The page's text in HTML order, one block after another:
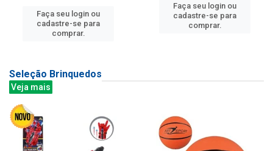
Faça seu login ou
cadastre-se para
comprar.
Faça seu login ou
cadastre-se para
comprar.
Seleção Brinquedos
Veja mais